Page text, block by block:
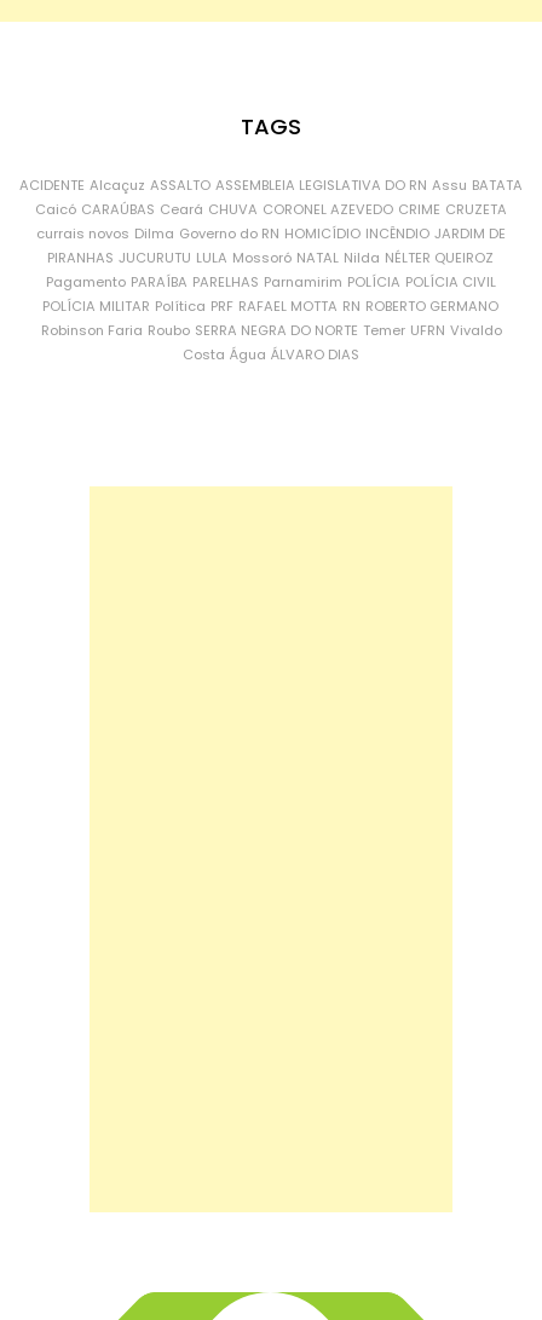
TAGS
ACIDENTE Alcaçuz ASSALTO ASSEMBLEIA LEGISLATIVA DO RN Assu BATATA
Caicó CARAÚBAS Ceará CHUVA CORONEL AZEVEDO CRIME CRUZETA
currais novos Dilma Governo do RN HOMICÍDIO INCÊNDIO JARDIM DE
PIRANHAS JUCURUTU LULA Mossoró NATAL Nilda NÉLTER QUEIROZ
Pagamento PARAÍBA PARELHAS Parnamirim POLÍCIA POLÍCIA CIVIL
POLÍCIA MILITAR Política PRF RAFAEL MOTTA RN ROBERTO GERMANO
Robinson Faria Roubo SERRA NEGRA DO NORTE Temer UFRN Vivaldo
Costa Água ÁLVARO DIAS